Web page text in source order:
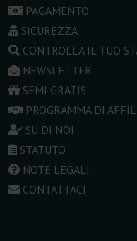
PAGAMENTO
SICUREZZA
CONTROLLA IL TUO
NEWSLETTER
SEMI GRATIS
PROGRAMMA DI
SU DI NOI
STATUTO
NOTE LEGALI
CONTATTACI